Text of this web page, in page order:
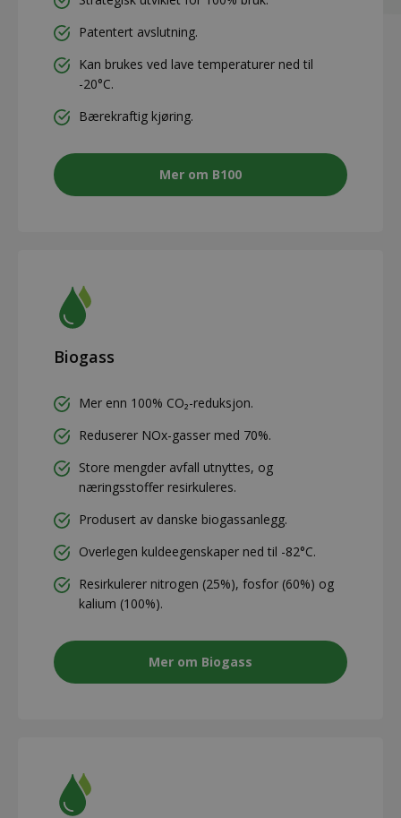
Patentert avslutning.
Kan brukes ved lave temperaturer ned til
-20°C.
Bærekraftig kjøring.
Mer om B100
Biogass
Mer enn 100% CO₂-reduksjon.
Reduserer NOx-gasser med 70%.
Store mengder avfall utnyttes, og
næringsstoffer resirkuleres.
Produsert av danske biogassanlegg.
Overlegen kuldeegenskaper ned til -82°C.
Resirkulerer nitrogen (25%), fosfor (60%) og
kalium (100%).
Mer om Biogass